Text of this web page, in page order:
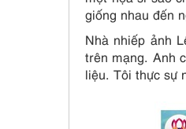
giống nhau đến
Nhà nhiếp ảnh
trên mạng. Anh
liệu. Tôi thực sự